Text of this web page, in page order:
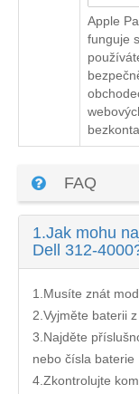
Apple
funguje
FAQ
1.Jak mohu
Dell 312-
1.Musíte znát
2.Vyjměte baterii
3.Najděte
nebo čísla baterie
4.Zkontrolujte